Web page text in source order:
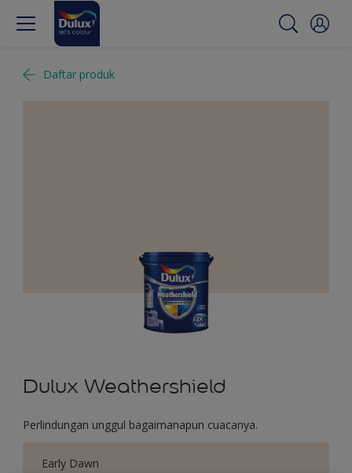
Daftar produk
Dulux Weathershield
Perlindungan unggul bagaimanapun cuacanya.
Early Dawn